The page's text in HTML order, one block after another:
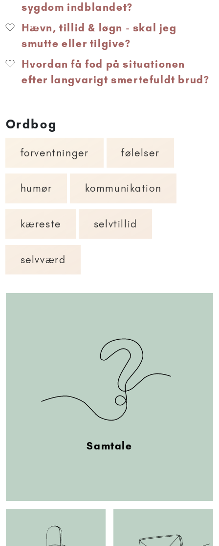
sygdom indblandet?
Hævn, tillid & løgn - skal jeg
smutte eller tilgive?
Hvordan få fod på situationen
efter langvarigt smertefuldt brud?
Ordbog
forventninger følelser
humør kommunikation
kæreste selvtillid
selvværd
Samtale